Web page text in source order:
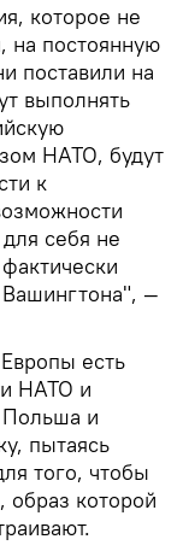
которое не
на постоянную
поставили на
выполнять
НАТО, будут
к
себя не
—
есть
НАТО и
и
пытаясь
того, чтобы
которой